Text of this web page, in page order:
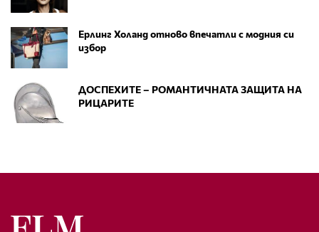
Ерлинг Холанд отново впечатли с модния си
избор
ДОСПЕХИТЕ – РОМАНТИЧНАТА ЗАЩИТА НА
РИЦАРИТЕ